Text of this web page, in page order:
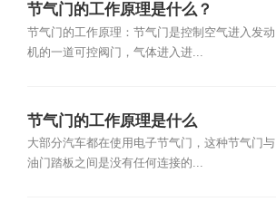
节气门的工作原理是什么？
节气门的工作原理：节气门是控制空气进入发动
机的一道可控阀门，气体进入进...
节气门的工作原理是什么
大部分汽车都在使用电子节气门，这种节气门与
油门踏板之间是没有任何连接的...